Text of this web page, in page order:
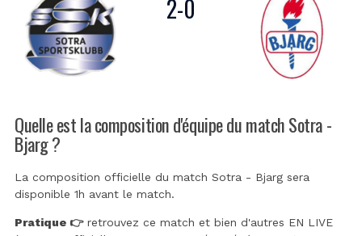
2-0
Quelle est la composition d'équipe du match Sotra -
Bjarg ?
La composition officielle du match Sotra - Bjarg sera
disponible 1h avant le match.
Pratique 👉retrouvez ce match et bien d'autres EN LIVE